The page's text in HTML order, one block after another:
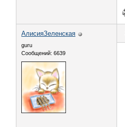
АлисияЗеленская
guru
Сообщений: 6639